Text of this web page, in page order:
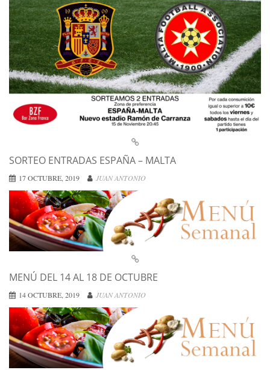
SORTEO ENTRADAS ESPAÑA – MALTA
17 OCTUBRE, 2019 JUAN ANTONIO
MENÚ DEL 14 AL 18 DE OCTUBRE
14 OCTUBRE, 2019 JUAN ANTONIO